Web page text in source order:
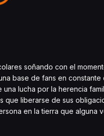
soñando con el
base de fans en
lucha por la herencia
liberarse de sus
en la tierra que alguna